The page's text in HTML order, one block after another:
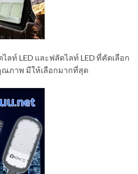
ลท์ LED และฟลัดไลท์ LED ที่คัดเลือก
ภาพ มีให้เลือกมากที่สุด